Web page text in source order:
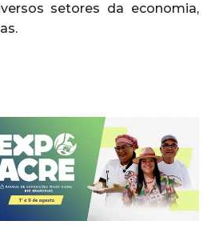
setores da economia,